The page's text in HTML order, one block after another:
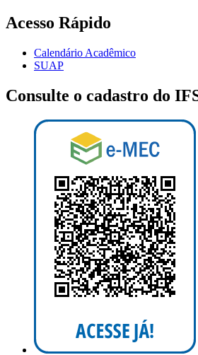
Acesso Rápido
Calendário Acadêmico
SUAP
Consulte o cadastro do